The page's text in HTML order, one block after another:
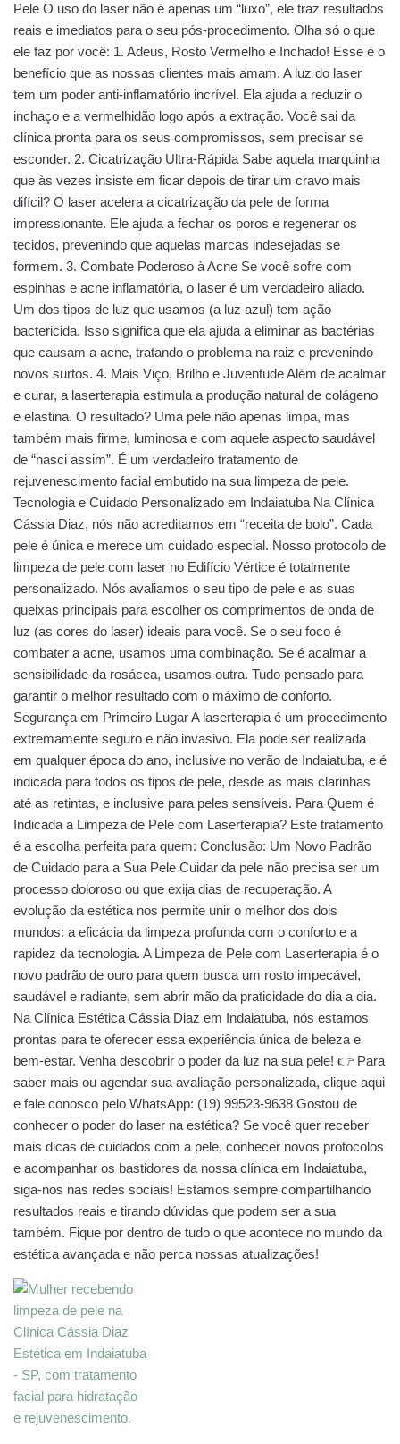
Pele O uso do laser não é apenas um “luxo”, ele traz resultados
reais e imediatos para o seu pós-procedimento. Olha só o que
ele faz por você: 1. Adeus, Rosto Vermelho e Inchado! Esse é o
benefício que as nossas clientes mais amam. A luz do laser
tem um poder anti-inflamatório incrível. Ela ajuda a reduzir o
inchaço e a vermelhidão logo após a extração. Você sai da
clínica pronta para os seus compromissos, sem precisar se
esconder. 2. Cicatrização Ultra-Rápida Sabe aquela marquinha
que às vezes insiste em ficar depois de tirar um cravo mais
difícil? O laser acelera a cicatrização da pele de forma
impressionante. Ele ajuda a fechar os poros e regenerar os
tecidos, prevenindo que aquelas marcas indesejadas se
formem. 3. Combate Poderoso à Acne Se você sofre com
espinhas e acne inflamatória, o laser é um verdadeiro aliado.
Um dos tipos de luz que usamos (a luz azul) tem ação
bactericida. Isso significa que ela ajuda a eliminar as bactérias
que causam a acne, tratando o problema na raiz e prevenindo
novos surtos. 4. Mais Viço, Brilho e Juventude Além de acalmar
e curar, a laserterapia estimula a produção natural de colágeno
e elastina. O resultado? Uma pele não apenas limpa, mas
também mais firme, luminosa e com aquele aspecto saudável
de “nasci assim”. É um verdadeiro tratamento de
rejuvenescimento facial embutido na sua limpeza de pele.
Tecnologia e Cuidado Personalizado em Indaiatuba Na Clínica
Cássia Diaz, nós não acreditamos em “receita de bolo”. Cada
pele é única e merece um cuidado especial. Nosso protocolo de
limpeza de pele com laser no Edifício Vértice é totalmente
personalizado. Nós avaliamos o seu tipo de pele e as suas
queixas principais para escolher os comprimentos de onda de
luz (as cores do laser) ideais para você. Se o seu foco é
combater a acne, usamos uma combinação. Se é acalmar a
sensibilidade da rosácea, usamos outra. Tudo pensado para
garantir o melhor resultado com o máximo de conforto.
Segurança em Primeiro Lugar A laserterapia é um procedimento
extremamente seguro e não invasivo. Ela pode ser realizada
em qualquer época do ano, inclusive no verão de Indaiatuba, e é
indicada para todos os tipos de pele, desde as mais clarinhas
até as retintas, e inclusive para peles sensíveis. Para Quem é
Indicada a Limpeza de Pele com Laserterapia? Este tratamento
é a escolha perfeita para quem: Conclusão: Um Novo Padrão
de Cuidado para a Sua Pele Cuidar da pele não precisa ser um
processo doloroso ou que exija dias de recuperação. A
evolução da estética nos permite unir o melhor dos dois
mundos: a eficácia da limpeza profunda com o conforto e a
rapidez da tecnologia. A Limpeza de Pele com Laserterapia é o
novo padrão de ouro para quem busca um rosto impecável,
saudável e radiante, sem abrir mão da praticidade do dia a dia.
Na Clínica Estética Cássia Diaz em Indaiatuba, nós estamos
prontas para te oferecer essa experiência única de beleza e
bem-estar. Venha descobrir o poder da luz na sua pele! 👉 Para
saber mais ou agendar sua avaliação personalizada, clique aqui
e fale conosco pelo WhatsApp: (19) 99523-9638 Gostou de
conhecer o poder do laser na estética? Se você quer receber
mais dicas de cuidados com a pele, conhecer novos protocolos
e acompanhar os bastidores da nossa clínica em Indaiatuba,
siga-nos nas redes sociais! Estamos sempre compartilhando
resultados reais e tirando dúvidas que podem ser a sua
também. Fique por dentro de tudo o que acontece no mundo da
estética avançada e não perca nossas atualizações!